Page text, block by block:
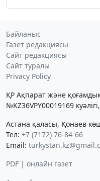
Байланыс
Газет редакциясы
Сайт редакциясы
Сайт туралы
Privacy Policy
ҚР Ақпарат және
№KZ36VPY00019169
Астана қаласы, Қонаев
Тел: +7 (7172) 76-84-66
Email:
PDF | онлайн газет